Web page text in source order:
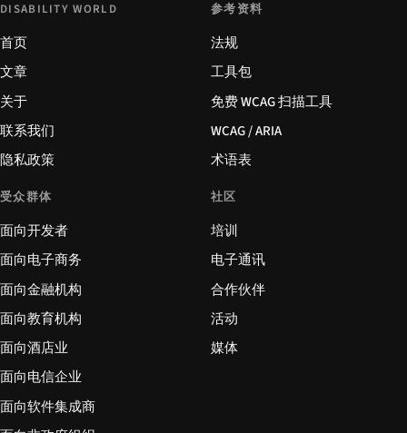
DISABILITY WORLD
首页
文章
关于
联系我们
隐私政策
参考资料
法规
工具包
免费 WCAG 扫描工具
WCAG / ARIA
术语表
受众群体
面向开发者
面向电子商务
面向金融机构
面向教育机构
面向酒店业
面向电信企业
面向软件集成商
社区
培训
电子通讯
合作伙伴
活动
媒体